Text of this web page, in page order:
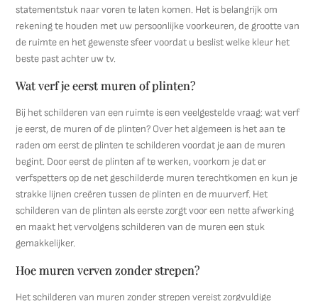
statementstuk naar voren te laten komen. Het is belangrijk om
rekening te houden met uw persoonlijke voorkeuren, de grootte van
de ruimte en het gewenste sfeer voordat u beslist welke kleur het
beste past achter uw tv.
Wat verf je eerst muren of plinten?
Bij het schilderen van een ruimte is een veelgestelde vraag: wat verf
je eerst, de muren of de plinten? Over het algemeen is het aan te
raden om eerst de plinten te schilderen voordat je aan de muren
begint. Door eerst de plinten af te werken, voorkom je dat er
verfspetters op de net geschilderde muren terechtkomen en kun je
strakke lijnen creëren tussen de plinten en de muurverf. Het
schilderen van de plinten als eerste zorgt voor een nette afwerking
en maakt het vervolgens schilderen van de muren een stuk
gemakkelijker.
Hoe muren verven zonder strepen?
Het schilderen van muren zonder strepen vereist zorgvuldige